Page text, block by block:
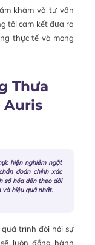
khám và tư vấn
tôi cam kết đưa ra
thực tế và mong
Thưa
Auris
hiện nghiêm ngặt
đoán chính xác
số hóa đến theo dõi
và hiệu quả nhất.
trình đòi hỏi sự
luôn đồng hành